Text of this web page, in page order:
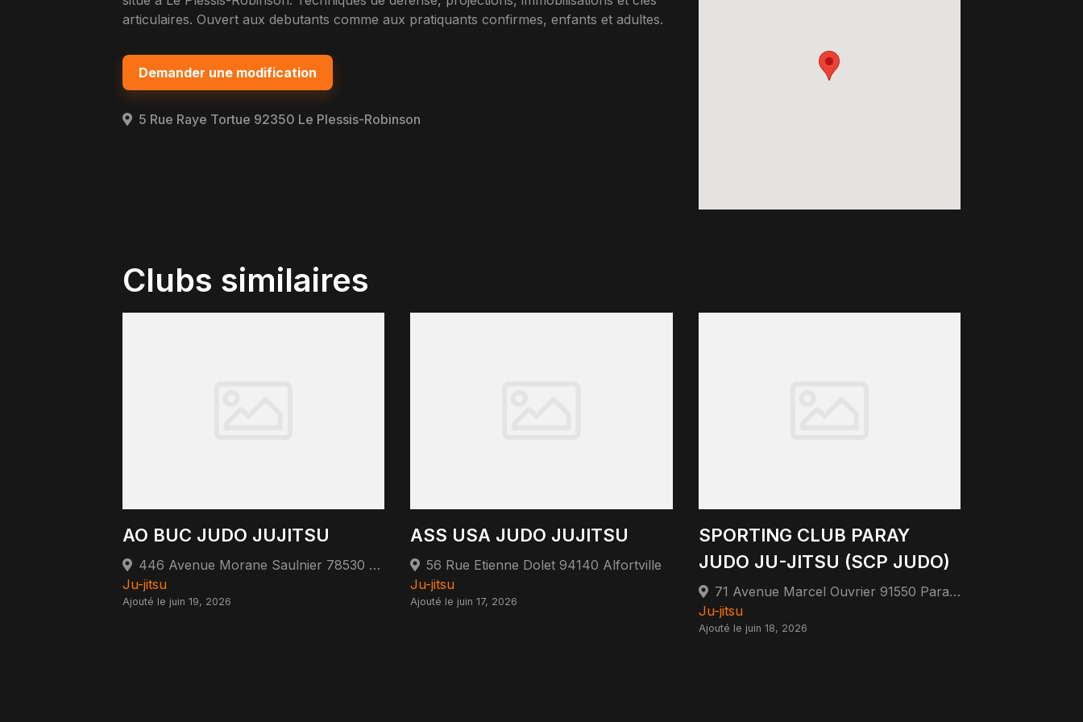
articulaires. Ouvert aux debutants comme aux pratiquants confirmes, enfants et adultes.
Demander une modification
5 Rue Raye Tortue 92350 Le Plessis-Robinson
Clubs similaires
AO BUC JUDO JUJITSU
446 Avenue Morane Saulnier 78530 Buc
Ju-jitsu
Ajouté le juin 19, 2026
ASS USA JUDO JUJITSU
56 Rue Etienne Dolet 94140 Alfortville
Ju-jitsu
Ajouté le juin 17, 2026
SPORTING CLUB PARAY
JUDO JU-JITSU (SCP JUDO)
71 Avenue Marcel Ouvrier 91550 Paray-Vieille-Poste
Ju-jitsu
Ajouté le juin 18, 2026